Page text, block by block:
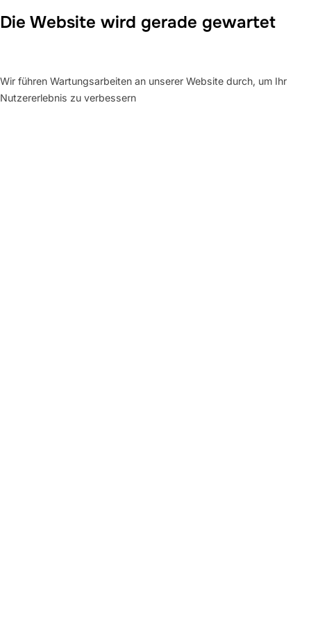
Die Website wird gerade gewartet
Wir führen Wartungsarbeiten an unserer Website durch, um Ihr
Nutzererlebnis zu verbessern